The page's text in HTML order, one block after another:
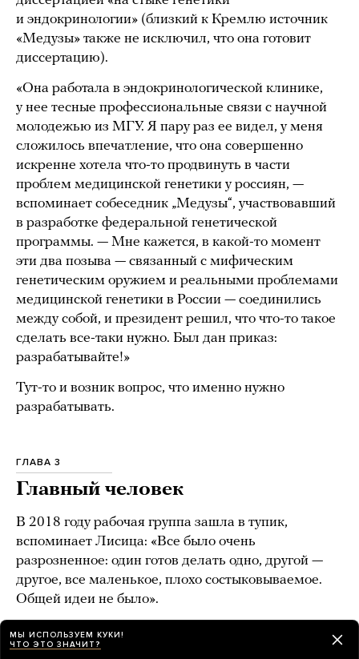
и эндокринологии» (близкий к Кремлю источник
«Медузы» также не исключил, что она готовит
диссертацию).
«Она работала в эндокринологической клинике,
у нее тесные профессиональные связи с научной
молодежью из МГУ. Я пару раз ее видел, у меня
сложилось впечатление, что она совершенно
искренне хотела что-то продвинуть в части
проблем медицинской генетики у россиян, —
вспоминает собеседник „Медузы“, участвовавший
в разработке федеральной генетической
программы. — Мне кажется, в какой-то момент
эти два позыва — связанный с мифическим
генетическим оружием и реальными проблемами
медицинской генетики в России — соединились
между собой, и президент решил, что что-то такое
сделать все-таки нужно. Был дан приказ:
разрабатывайте!»
Тут-то и возник вопрос, что именно нужно
разрабатывать.
ГЛАВА 3
Главный человек
В 2018 году рабочая группа зашла в тупик,
вспоминает Лисица: «Все было очень
разрозненное: один готов делать одно, другой —
другое, все маленькое, плохо состыковываемое.
Общей идеи не было».
В этот момент на помощь опять пришел Михаил
Ковальчук.
МЫ ИСПОЛЬЗУЕМ КУКИ!
ЧТО ЭТО ЗНАЧИТ?